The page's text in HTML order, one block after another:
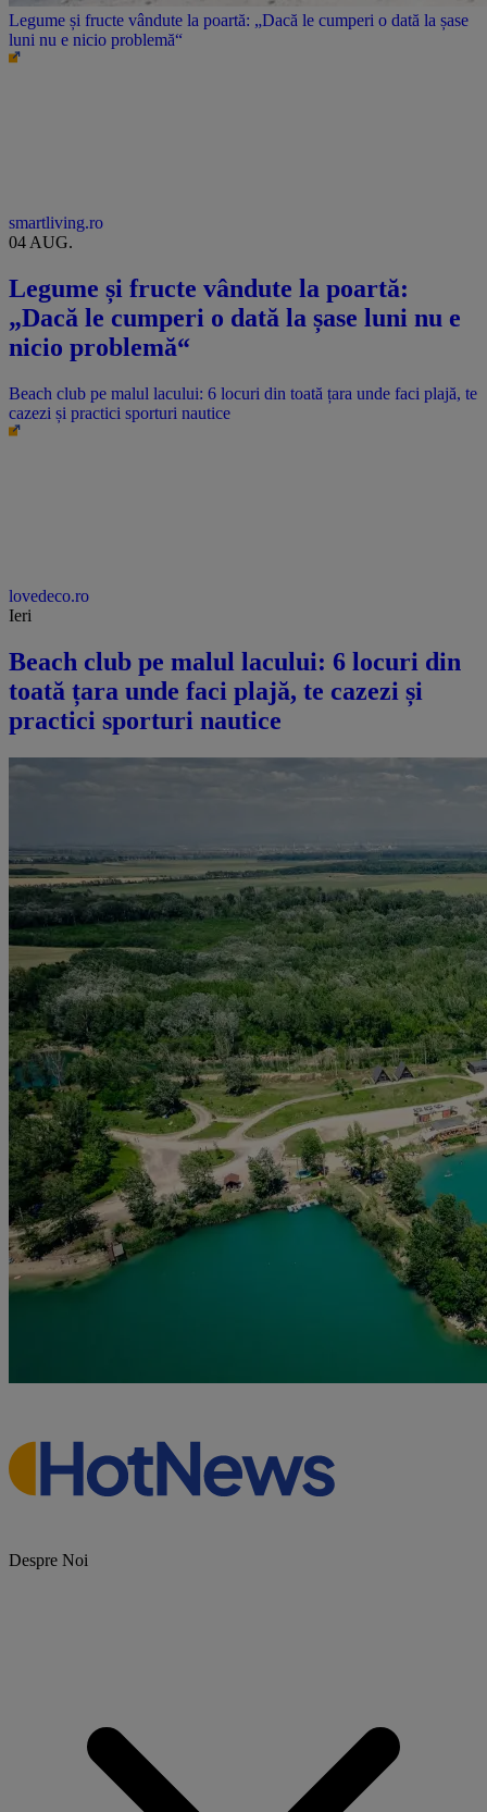
Legume și fructe vândute la poartă: „Dacă le cumperi o dată la șase
luni nu e nicio problemă“
smartliving.ro
04 AUG.
Legume și fructe vândute la poartă:
„Dacă le cumperi o dată la șase luni nu e
nicio problemă“
Beach club pe malul lacului: 6 locuri din toată țara unde faci plajă, te
cazezi și practici sporturi nautice
lovedeco.ro
Ieri
Beach club pe malul lacului: 6 locuri din
toată țara unde faci plajă, te cazezi și
practici sporturi nautice
Despre Noi